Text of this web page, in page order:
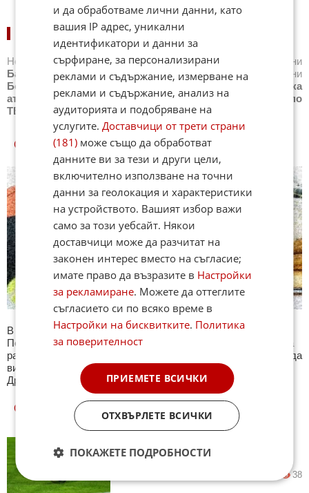
НОВИНИ ПО СПОРТОВЕ:
Новини Бг футбол ,Новини Световен футбол
Новини
Баскетбол ,Новини Волейбол ,Новини Тенис
Новини
Бойни спортове
Новини Други спортове
Лека
атлетика
,Новини Моторни спортове ,Новини
Спортът по
ТВ
Новини Зимни спортове
СПОРТ КУИЗОВЕ
В секция Спорт ще намерите тематична Куиз рубрика.
Периодично се публикува специализиран куиз с въпроси на
различна спортна тематика. След края на всеки тест може да
видите резултат с верните отговори, които сте натрупали.
Другите куизове може да намерите тук. Успех !
ОЩЕ НОВИНИ ОТ СПОРТ
Югоизточна Трета лига
38
и да обработваме лични данни, като
вашия IP адрес, уникални
идентификатори и данни за
сърфиране, за персонализирани
реклами и съдържание, измерване на
реклами и съдържание, анализ на
аудиторията и подобряване на
услугите.Доставчици от трети страни
(181) може също да обработват
данните ви за тези и други цели,
включително използване на точни
данни за геолокация и характеристики
на устройството. Вашият избор важи
само за този уебсайт. Някои
доставчици може да разчитат на
законен интерес вместо на съгласие;
имате право да възразите в Настройки
за рекламиране. Можете да оттеглите
съгласието си по всяко време в
Настройки на бисквитките. Политика
за поверителност
ПРИЕМЕТЕ ВСИЧКИ
ОТХВЪРЛЕТЕ ВСИЧКИ
ПОКАЖЕТЕ ПОДРОБНОСТИ